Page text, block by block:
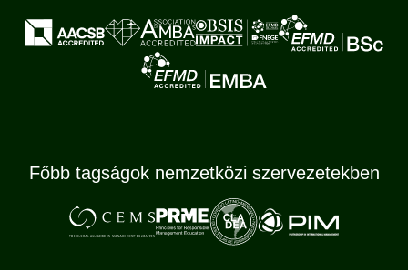
Főbb tagságok nemzetközi szervezetekben